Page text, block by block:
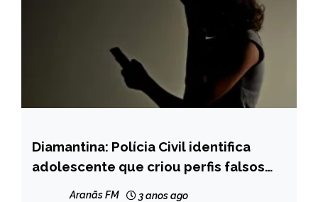
CAPELINHA
MINAS
Diamantina: Polícia Civil identifica
adolescente que criou perfis falsos
Aranãs FM 3 anos ago